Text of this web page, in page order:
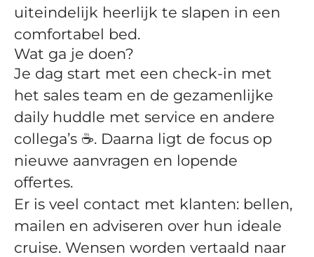
uiteindelijk heerlijk te slapen in een
comfortabel bed.
Wat ga je doen?
Je dag start met een check-in met
het sales team en de gezamenlijke
daily huddle met service en andere
collega’s ☕️. Daarna ligt de focus op
nieuwe aanvragen en lopende
offertes.
Er is veel contact met klanten: bellen,
mailen en adviseren over hun ideale
cruise. Wensen worden vertaald naar